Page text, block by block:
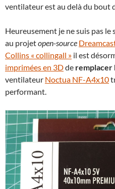
ventilateur est au delà du bout
Heureusement je ne suis pas le
au projetopen-source
Collins « collingall » il est
imprimées en 3Dde remplacer
ventilateur Noctua NF-A4x10
performant.